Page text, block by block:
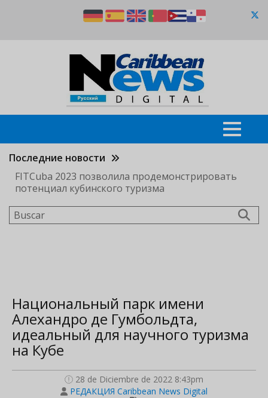
Последние новости
FITCuba 2023 позволила продемонстрировать
потенциал кубинского туризма
Buscar
Национальный парк имени
Алехандро де Гумбольдта,
идеальный для научного туризма
на Кубе
28 de Diciembre de 2022 8:43pm
РЕДАКЦИЯ Caribbean News Digital